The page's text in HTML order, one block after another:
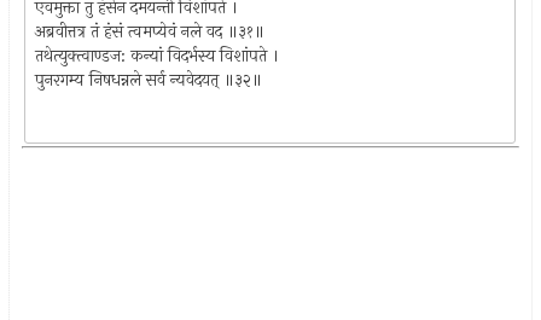
एवमुक्ता तु हंसेन दमयन्ती विशांपते ।
अब्रवीत्तत्र तं हंसं त्वमप्येवं नले वद ॥३१॥
तथेत्युक्त्वाण्डज: कन्यां विदर्भस्य विशांपते ।
पुनरगम्य निषधन्नले सर्व न्यवेदयत् ॥३२॥